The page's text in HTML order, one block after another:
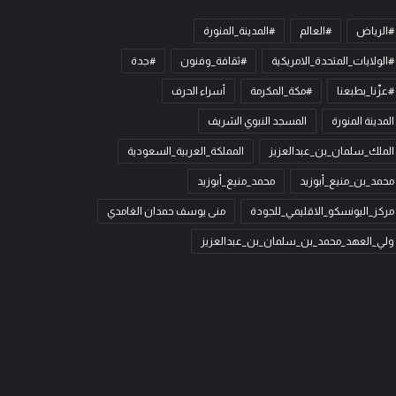
#الرياض #العالم #المدينة_المنورة
#الولايات_المتحدة_الامريكية #ثقافة_وفنون #جدة
#عزّنا_بطبعنا #مكة_المكرمة أسراء الحرف
المدينة المنورة المسجد النبوي الشريف
الملك_سلمان_بن_عبدالعزيز المملكة_العربية_السعودية
محمد_بن_منيع_أبوزيد محمد_منيع_أبوزيد
مركز_اليونسكو_الاقليمي_للجودة منى يوسف حمدان الغامدي
ولي_العهد_محمد_بن_سلمان_بن_عبدالعزيز